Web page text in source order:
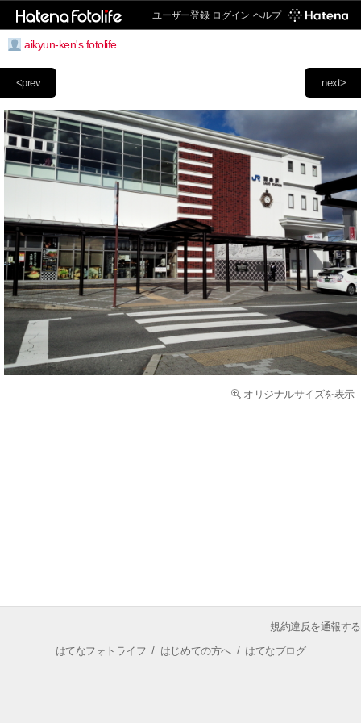
ユーザー登録 ログイン ヘルプ
aikyun-ken's fotolife
next>
<prev
オリジナルサイズを表示
規約違反を通報する
はてなフォトライフ / はじめての方へ/ はてなブログ